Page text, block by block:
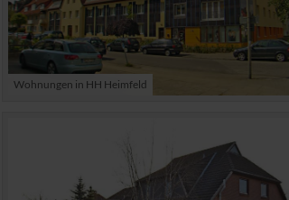
Wohnungen in HH Heimfeld